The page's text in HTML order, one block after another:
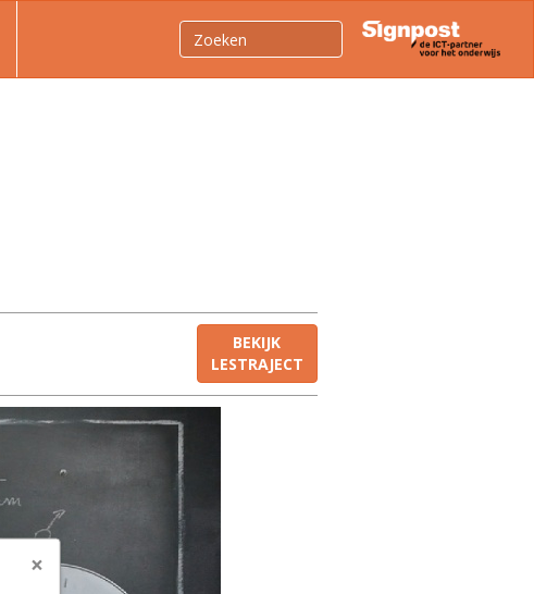
BEKIJK
LESTRAJECT
×